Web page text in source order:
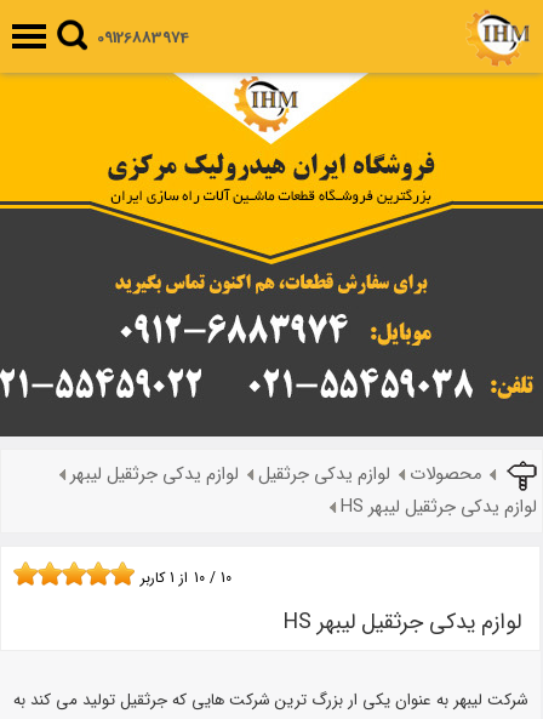
09126883974
محصولات لوازم یدکی جرثقیل
لوازم یدکی جرثقیل لیبهر
لوازم یدکی جرثقیل لیبهر HS
لوازم یدکی جرثقیل لیبهر HS
10 / 10 از 1کاربر
شرکت لیبهر به عنوان یکی ار بزرگ ترین شرکت هایی که جرثقیل تولید می کند به